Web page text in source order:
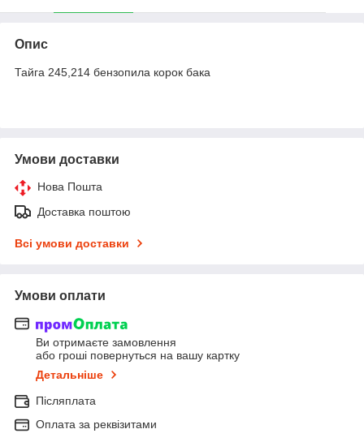
Опис
Тайга 245,214 бензопила корок бака
Умови доставки
Нова Пошта
Доставка поштою
Всі умови доставки
Умови оплати
Ви отримаєте замовлення
або гроші повернуться на вашу картку
Детальніше
Післяплата
Оплата за реквізитами